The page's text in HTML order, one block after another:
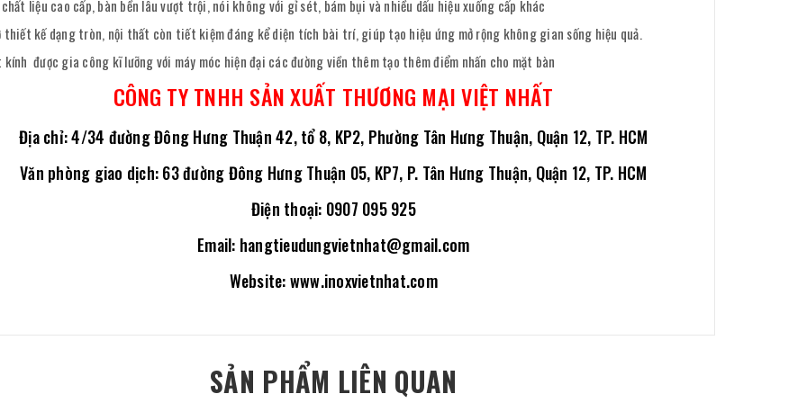
liệu cao cấp, bàn bền lâu vượt trội, nói không với gỉ sét, bám bụi và nhiều dấu hiệu xuống cấp khác
thiết kế dạng tròn, nội thất còn tiết kiệm đáng kể diện tích bài trí, giúp tạo hiệu ứng mở rộng không gian sống hiệu quả.
kính được gia công kĩ lưỡng với máy móc hiện đại các đường viền thêm tạo thêm điểm nhấn cho mặt bàn
CÔNG TY TNHH SẢN XUẤT THƯƠNG MẠI VIỆT NHẤT
Địa chỉ: 4/34 đường Đông Hưng Thuận 42, tổ 8, KP2, Phường Tân Hưng Thuận, Quận 12, TP. HCM
Văn phòng giao dịch: 63 đường Đông Hưng Thuận 05, KP7, P. Tân Hưng Thuận, Quận 12, TP. HCM
Điện thoại: 0907 095 925
Email: hangtieudungvietnhat@gmail.com
Website: www.inoxvietnhat.com
SẢN PHẨM LIÊN QUAN